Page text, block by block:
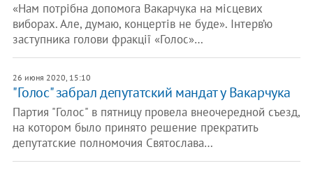
«Нам потрібна допомога Вакарчука на місцевих
виборах. Але, думаю, концертів не буде». Інтерв’ю
заступника голови фракції «Голос»…
26 июня 2020, 15:10
"Голос" забрал депутатский мандат у Вакарчука
Партия "Голос" в пятницу провела внеочередной съезд,
на котором было принято решение прекратить
депутатские полномочия Святослава…